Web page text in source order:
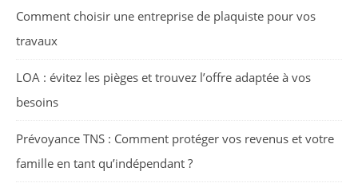
Comment choisir une entreprise de plaquiste pour vos
travaux
LOA : évitez les pièges et trouvez l’offre adaptée à vos
besoins
Prévoyance TNS : Comment protéger vos revenus et votre
famille en tant qu’indépendant ?